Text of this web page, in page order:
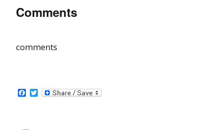
Comments
comments
Facebook
Twitter